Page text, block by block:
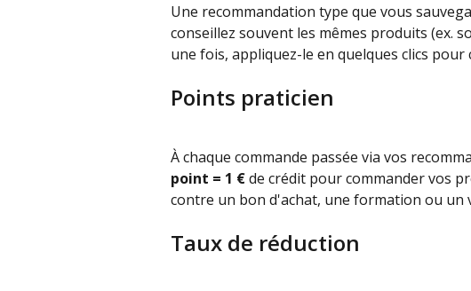
Une recommandation type que vous
conseillez souvent les mêmes produits (ex.
une fois, appliquez-le en quelques clics pour
Points praticien
À chaque commande passée via vos
point = 1 € de crédit pour commander vos
contre un bon d'achat, une formation ou un
Taux de réduction